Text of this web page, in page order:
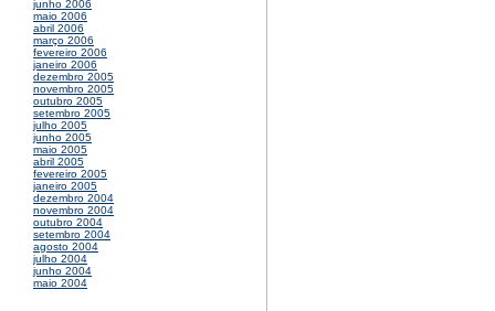
junho 2006
maio 2006
abril 2006
março 2006
fevereiro 2006
janeiro 2006
dezembro 2005
novembro 2005
outubro 2005
setembro 2005
julho 2005
junho 2005
maio 2005
abril 2005
fevereiro 2005
janeiro 2005
dezembro 2004
novembro 2004
outubro 2004
setembro 2004
agosto 2004
julho 2004
junho 2004
maio 2004